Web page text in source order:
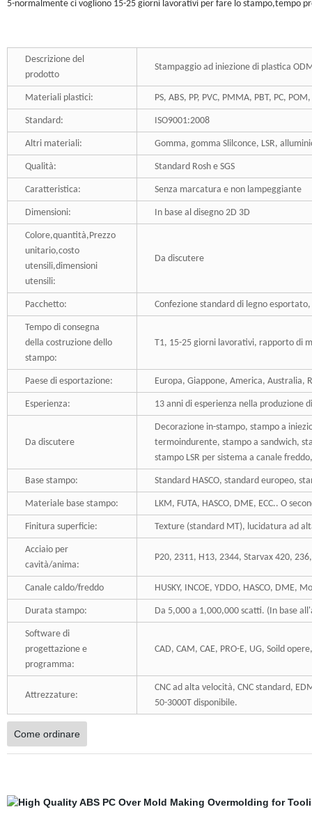
5-normalmente ci vogliono 15-25 giorni lavorativi per fare lo stampo,tempo
Descrizione del
prodotto
Stampaggio ad iniezione di plastica
Materiali plastici: PS, ABS, PP, PVC, PMMA, PBT, PC,
Standard: ISO9001:2008
Altri materiali: Gomma, gomma Slilconce, LSR,
Qualità: Standard Rosh e SGS
Caratteristica: Senza marcatura e non lampeggiante
Dimensioni: In base al disegno 2D 3D
Colore,quantità,Prezzo
unitario,costo
utensili,dimensioni
utensili:
Da discutere
Pacchetto: Confezione standard di legno
Tempo di consegna
della costruzione dello
stampo:
T1, 15-25 giorni lavorativi, rapporto di
Paese di esportazione: Europa, Giappone, America, Australia,
Esperienza: 13 anni di esperienza nella produzione
Da discutere
Decorazione in-stampo, stampo a
termoindurente, stampo a sandwich,
stampo LSR per sistema a canale
Base stampo: Standard HASCO, standard europeo,
Materiale base stampo: LKM, FUTA, HASCO, DME, ECC.. O
Finitura superficie: Texture (standard MT), lucidatura ad
Acciaio per
cavità/anima:
P20, 2311, H13, 2344, Starvax 420,
Canale caldo/freddo HUSKY, INCOE, YDDO, HASCO,
Durata stampo: Da 5,000 a 1,000,000 scatti. (In base
Software di
progettazione e
programma:
CAD, CAM, CAE, PRO-E, UG, Soild
Attrezzature:
CNC ad alta velocità, CNC standard,
50-3000T disponibile.
Come ordinare